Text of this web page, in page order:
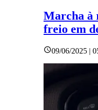
Marcha à
freio em
09/06/2025 |